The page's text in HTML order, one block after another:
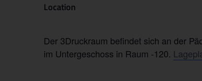
Location
Der 3Druckraum befindet sich an der
im Untergeschoss in Raum -120.